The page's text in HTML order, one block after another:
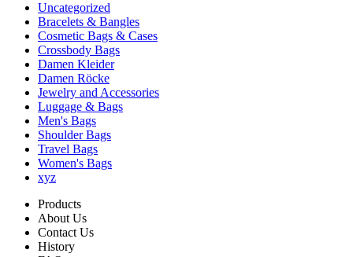
Uncategorized
Bracelets & Bangles
Cosmetic Bags & Cases
Crossbody Bags
Damen Kleider
Damen Röcke
Jewelry and Accessories
Luggage & Bags
Men's Bags
Shoulder Bags
Travel Bags
Women's Bags
xyz
Products
About Us
Contact Us
History